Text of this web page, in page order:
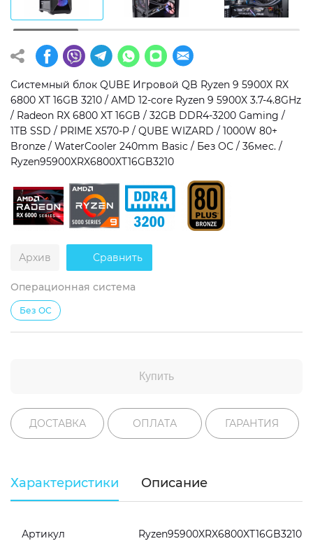
Операционная система
Windows 11 Home
Windows 11 Pro
Без ОС
Тип накопителя
SSD
HDD
SSD + HDD
Дополнительно
RGB-подсветка
Разблокированный множитель CPU
Сверхбыстрый M.2 SSD NVME
Системный блок QUBE Игровой QB Ryzen 9 5900X RX
6800 XT 16GB 3210 / AMD 12-core Ryzen 9 5900X 3.7-4.8GHz
/ Radeon RX 6800 XT 16GB / 32GB DDR4-3200 Gaming /
1TB SSD / PRIME X570-P / QUBE WIZARD / 1000W 80+
Bronze / WaterCooler 240mm Basic / Без ОС / 36мес. /
Ryzen95900XRX6800XT16GB3210
Архив Сравнить
Операционная система
Без ОС
Купить
ДОСТАВКА ОПЛАТА ГАРАНТИЯ
Характеристики Описание
Артикул Ryzen95900XRX6800XT16GB3210